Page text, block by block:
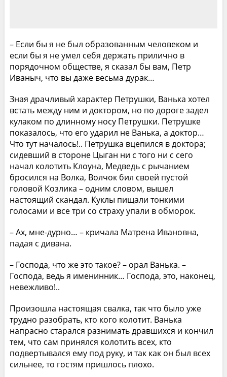
– Если бы я не был образованным человеком и
если бы я не умел себя держать прилично в
порядочном обществе, я сказал бы вам, Петр
Иваныч, что вы даже весьма дурак…
Зная драчливый характер Петрушки, Ванька хотел
встать между ним и доктором, но по дороге задел
кулаком по длинному носу Петрушки. Петрушке
показалось, что его ударил не Ванька, а доктор…
Что тут началось!.. Петрушка вцепился в доктора;
сидевший в стороне Цыган ни с того ни с сего
начал колотить Клоуна, Медведь с рычанием
бросился на Волка, Волчок бил своей пустой
головой Козлика – одним словом, вышел
настоящий скандал. Куклы пищали тонкими
голосами и все три со страху упали в обморок.
– Ах, мне-дурно… – кричала Матрена Ивановна,
падая с дивана.
– Господа, что же это такое? – орал Ванька. –
Господа, ведь я именинник… Господа, это, наконец,
невежливо!..
Произошла настоящая свалка, так что было уже
трудно разобрать, кто кого колотит. Ванька
напрасно старался разнимать дравшихся и кончил
тем, что сам принялся колотить всех, кто
подвертывался ему под руку, и так как он был всех
сильнее, то гостям пришлось плохо.